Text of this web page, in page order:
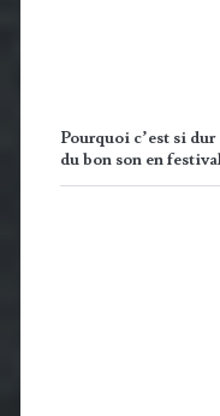
Pourquoi c’est si dur
du bon son en